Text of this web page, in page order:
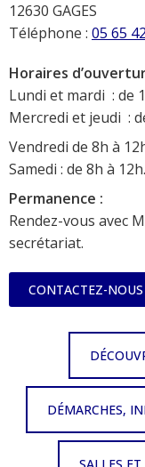
12630 GAGES
Téléphone : 05 65
Horaires
Lundi et mardi : de
Mercredi et jeudi :
Vendredi de 8h à
Samedi : de 8h à 12h.
Permanence :
Rendez-vous avec
secrétariat.
CONTACTEZ-NOUS
DÉMARCHES,